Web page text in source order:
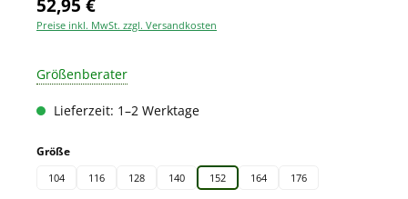
Preise inkl. MwSt. zzgl. Versandkosten
Größenberater
Lieferzeit: 1–2 Werktage
Größeauswählen
104 116 128 140 152 164 176